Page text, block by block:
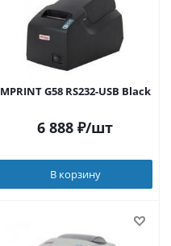
MPRINT G58 RS232-USB Black
6 888 ₽/шт
В корзину